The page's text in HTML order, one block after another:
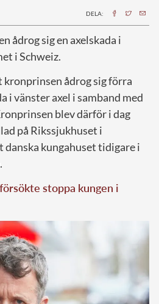
DELA:
ådrog sig en axelskada i
i Schweiz.
kronprinsen ådrog sig förra
i vänster axel i samband med
blev därför i dag
på Rikssjukhuset i
danska kungahuset tidigare i
stoppa kungen i